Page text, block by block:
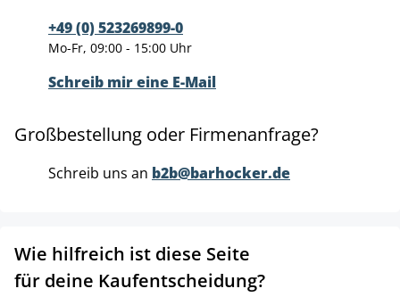
+49 (0) 523269899-0
Mo-Fr, 09:00 - 15:00 Uhr
Schreib mir eine E-Mail
Großbestellung oder Firmenanfrage?
Schreib uns an b2b@barhocker.de
Wie hilfreich ist diese Seite
für deine Kaufentscheidung?